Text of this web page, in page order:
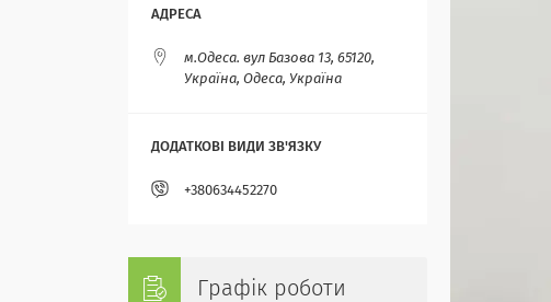
м.Одеса. вул Базова 13, 65120,
Україна, Одеса, Україна
+380634452270
Графік роботи